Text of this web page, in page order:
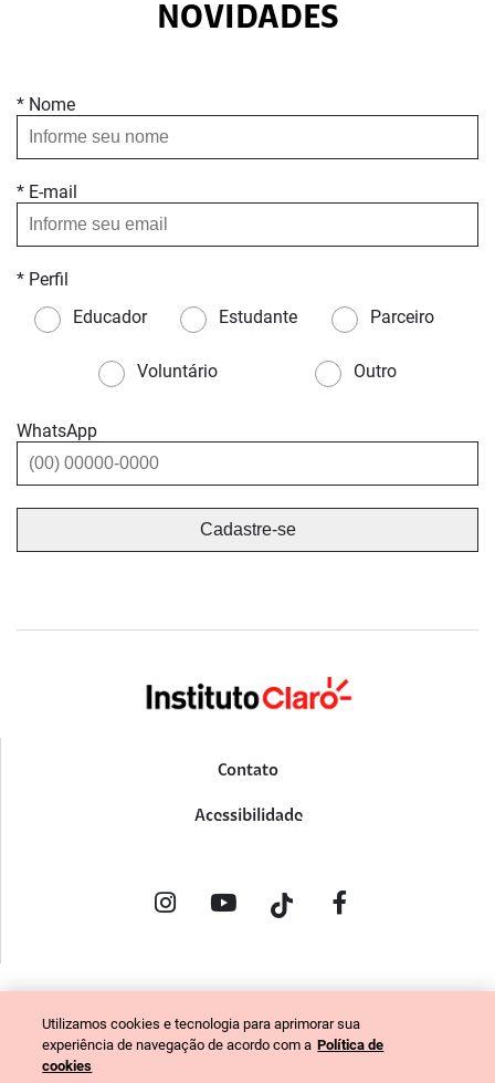
NOVIDADES
* Nome
* E-mail
* Perfil
Educador
Estudante Parceiro
Voluntário Outro
WhatsApp
Contato
Acessibilidade
PORTAL DE DENÚNCIAS
CÓDIGO DE ÉTICA (COLABORADORES)
Utilizamos cookies e tecnologia para aprimorar sua
experiência de navegação de acordo com a Política de
cookies